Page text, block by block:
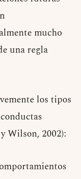
mucho
una regla
los tipos
Wilson, 2002):